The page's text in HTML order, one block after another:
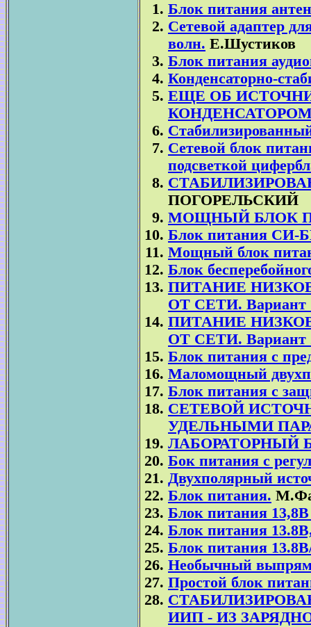
Блок питания
Сетевой адаптер
волн. Е.Шустиков
Блок питания
Конденсаторно-
ЕЩЕ ОБ
Сетевой блок
подсветкой
ПОГОРЕЛЬСКИЙ
МОЩНЫЙ БЛОК
Блок питания СИ-
Мощный блок
Блок
ПИТАНИЕ
ОТ СЕТИ. Вариант
ПИТАНИЕ
ОТ СЕТИ. Вариант
Блок питания с
Маломощный
Блок питания с
СЕТЕВОЙ
УДЕЛЬНЫМИ
ЛАБОРАТОРНЫЙ
Бок питания с
Двухполярный
Блок питания.
Блок питания
Блок питания
Блок питания
Необычный
Простой блок
ИИП - ИЗ